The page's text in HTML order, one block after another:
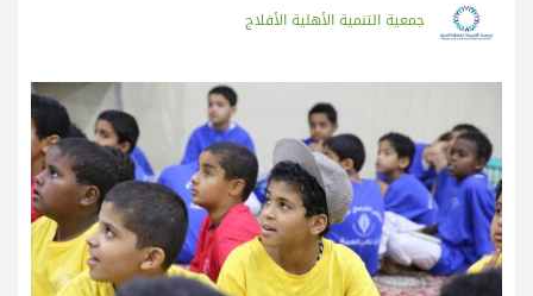
جمعية التنمية الأهلية الأفلاج